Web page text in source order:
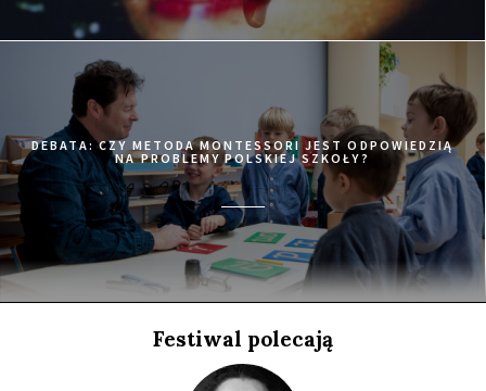
21:15
Luna, sala A
MATANGI / MAYA / M.I.A
KUP BILET
21:15
Iluzjon, sala Stolica
78/52
KUP BILET
21:15
Kinoteka, sala 7
W TENISIE LOVE ZNACZY ZERO
KUP BILET
Iluzjon, sala Mała Czarna
ZABAWY MĘŻCZYZN
KUP BILET
Kinoteka, sala 3
KOŁYMA - DROGA KOŚĆMI USŁANA
DEBATA: CZY METODA MONTESSORI JEST ODPOWIEDZIĄ
NA PROBLEMY POLSKIEJ SZKOŁY?
Festiwal polecają